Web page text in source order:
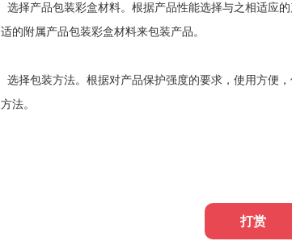
择产品包装彩盒材料。根据产品性能选择与之相适应的
的附属产品包装彩盒材料来包装产品。
择包装方法。根据对产品保护强度的要求，使用方便，
法。
打赏